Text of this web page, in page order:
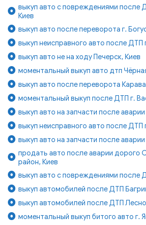
выкуп авто с повреждениями после
Киев
выкуп авто после переворота г.
выкуп неисправного авто после ДТП
выкуп авто не на ходу Печерск, Киев
моментальный выкуп авто дтп
выкуп авто после переворота
моментальный выкуп после ДТП г.
выкуп авто на запчасти после
выкуп неисправного авто после ДТП
выкуп авто на запчасти после
продать авто после аварии дорого
район, Киев
выкуп авто с повреждениями после
выкуп автомобилей после ДТП
выкуп автомобилей после ДТП
моментальный выкуп битого авто г.